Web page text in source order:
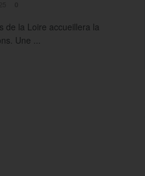
de la Loire accueillera la
Une ...